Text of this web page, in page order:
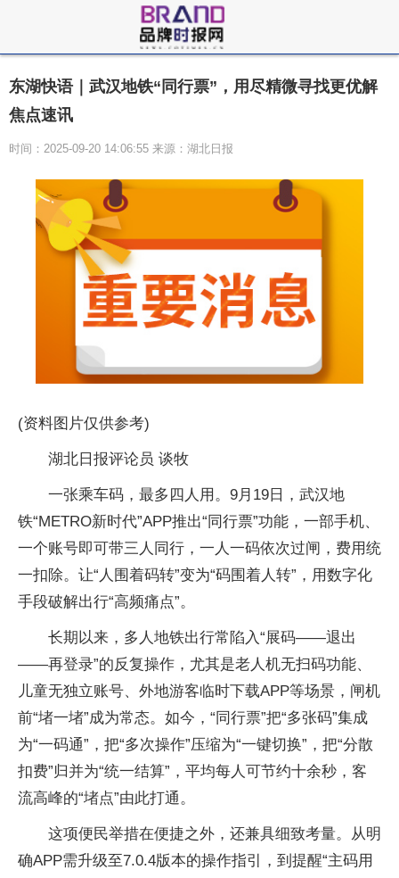
东湖快语｜武汉地铁“同行票”，用尽精微寻找更优解
焦点速讯
时间：2025-09-20 14:06:55 来源：湖北日报
(资料图片仅供参考)
湖北日报评论员 谈牧
一张乘车码，最多四人用。9月19日，武汉地
铁“METRO新时代”APP推出“同行票”功能，一部手机、
一个账号即可带三人同行，一人一码依次过闸，费用统
一扣除。让“人围着码转”变为“码围着人转”，用数字化
手段破解出行“高频痛点”。
长期以来，多人地铁出行常陷入“展码——退出
——再登录”的反复操作，尤其是老人机无扫码功能、
儿童无独立账号、外地游客临时下载APP等场景，闸机
前“堵一堵”成为常态。如今，“同行票”把“多张码”集成
为“一码通”，把“多次操作”压缩为“一键切换”，把“分散
扣费”归并为“统一结算”，平均每人可节约十余秒，客
流高峰的“堵点”由此打通。
这项便民举措在便捷之外，还兼具细致考量。从明
确APP需升级至7.0.4版本的操作指引，到提醒“主码用